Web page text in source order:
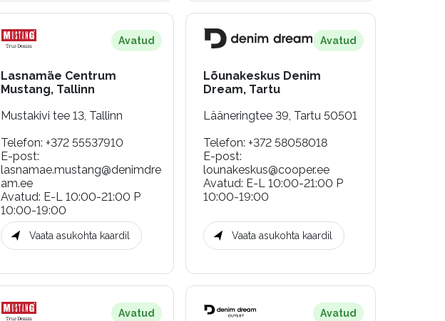
Avatud
Lasnamäe Centrum
Mustang, Tallinn
Mustakivi tee 13, Tallinn
Telefon: +372 55537910
E-post:
lasnamae.mustang@denimdre
am.ee
Avatud: E-L 10:00-21:00 P
10:00-19:00
Vaata asukohta kaardil
Avatud
Lõunakeskus Denim
Dream, Tartu
Lääneringtee 39, Tartu 50501
Telefon: +372 58058018
E-post:
lounakeskus@cooper.ee
Avatud: E-L 10:00-21:00 P
10:00-19:00
Vaata asukohta kaardil
Avatud Avatud